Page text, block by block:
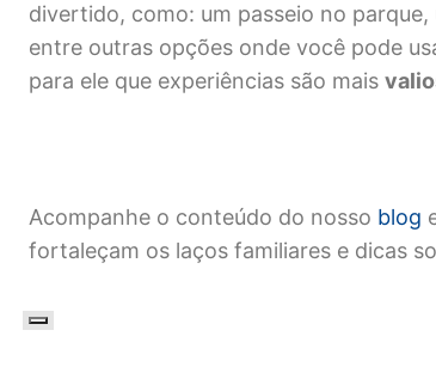
divertido, como: um passeio no
entre outras opções onde você pode
para ele que experiências são mais
Acompanhe o conteúdo do nosso blog
fortaleçam os laços familiares e dicas